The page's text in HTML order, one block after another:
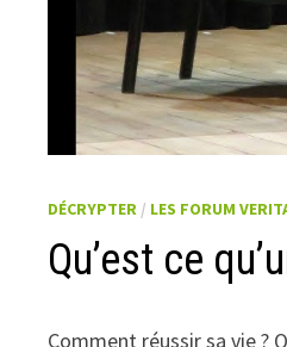
DÉCRYPTER / LES FORUM
Qu’est ce
Comment réussir sa vie ?